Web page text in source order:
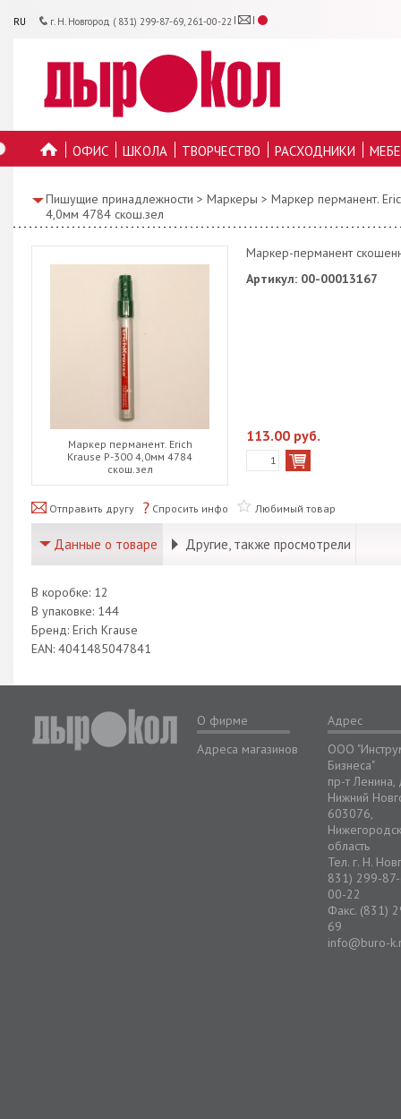
RU г. Н. Новгород ( 831) 299-87-69, 261-00-22
ОФИС ШКОЛА ТВОРЧЕСТВО РАСХОДНИКИ
Пишущие принадлежности > Маркеры > Маркер перманент.
4,0мм 4784 скош.зел
Маркер перманент. Erich
Krause Р-300 4,0мм 4784
скош.зел
Маркер-перманент
Артикул: 00-00013167
113.00 руб.
Отправить другу Спросить инфо Любимый товар
Данные о товаре Другие, также просмотрели
В коробке: 12
В упаковке: 144
Бренд: Erich Krause
EAN: 4041485047841
О фирме
Адреса магазинов
Адрес
ООО
Бизнеса"
пр-т
Нижний
603076,
область
Тел. г. Н.
831) 299-
00-22
Факс. (831)
69
info@buro-